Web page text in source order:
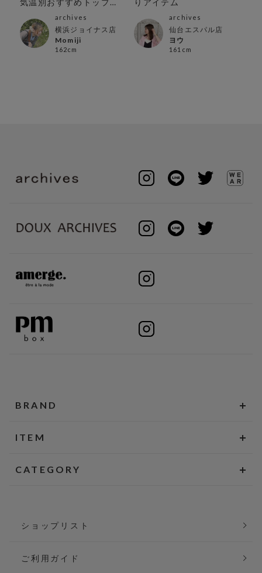
気温別おすすめトップ
archives
横浜ジョイナス店
Momiji
162cm
りアイテム
archives
仙台エスパル店
ヨウ
161cm
BRAND
ITEM
CATEGORY
ショップリスト
ご利用ガイド